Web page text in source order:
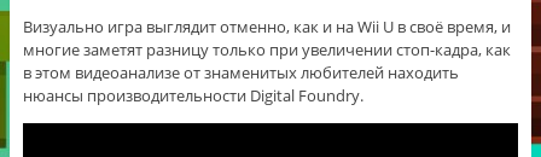
Визуально игра выглядит отменно, как и на Wii U в своё время, и
многие заметят разницу только при увеличении стоп-кадра, как
в этом видеоанализе от знаменитых любителей находить
нюансы производительности Digital Foundry.